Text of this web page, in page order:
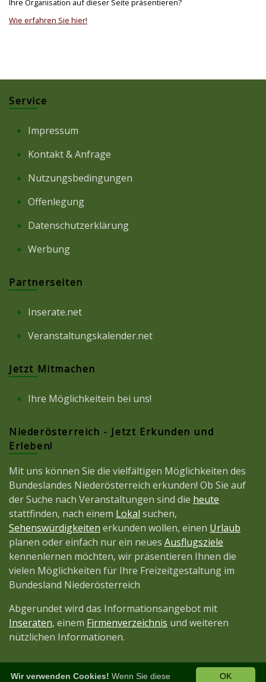
Ihre Organisation auf dieser Seite präsentieren?
Wie erfahren Sie hier!
Service
Impressum
Kontakt & Anfrage
Nutzungsbedingungen
Offenlegung
Datenschutzerklärung
Werbung
Partnerseiten
Inserate.net
Veranstaltungskalender.net
Jetzt Mitmachen
Ihre Möglichkeitein bei uns!
Niederösterreich - Jetzt Erkunden und
Erleben!
Mit uns können Sie die vielfältigen Möglichkeiten des
Bundeslandes Niederösterreich erkunden! Ob Sie auf
der Suche nach Veranstaltungen sind die heute
stattfinden, nach einem Lokal suchen,
Sehenswürdigkeiten erkunden wollen, einen Urlaub
planen oder einfach nur ein neues Ausflugsziele
kennenlernen möchten, wir präsentieren Ihnen die
vielen Möglichkeiten für Ihre Freizeitgestaltung im
Bundesland Niederösterreich
Abgerundet wird das Informationsangebot mit
Inseraten, einem Firmenverzeichnis und weiteren
nützlichen Informationen.
Diese Seite ist ein Projekt derJetztMedien.com OK
Wir verwenden Cookies! Wenn Sie diese